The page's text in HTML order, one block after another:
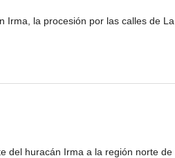
Irma, la procesión por las calles de
del huracán Irma a la región norte